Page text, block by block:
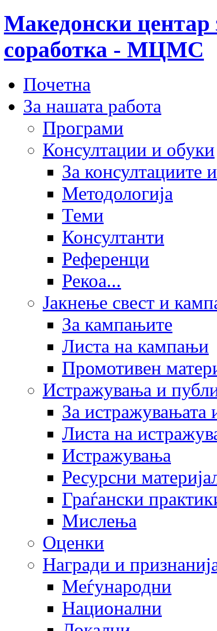
Македонски центар
соработка - МЦМС
Почетна
За нашата работа
Програми
Консултации и обуки
За консултациите
Методологија
Теми
Консултанти
Референци
Рекоа...
Јакнење свест и
За кампањите
Листа на кампањи
Промотивен
Истражувања и
За истражувањата
Листа на
Истражувања
Ресурсни
Граѓански
Мислења
Оценки
Награди и
Меѓународни
Национални